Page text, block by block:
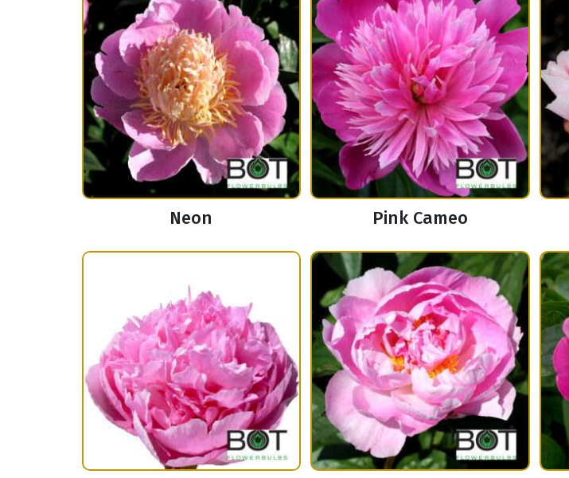
Neon Pink Cameo